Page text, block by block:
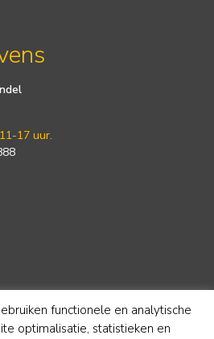
17 uur.
functionele en analytische
optimalisatie, statistieken en